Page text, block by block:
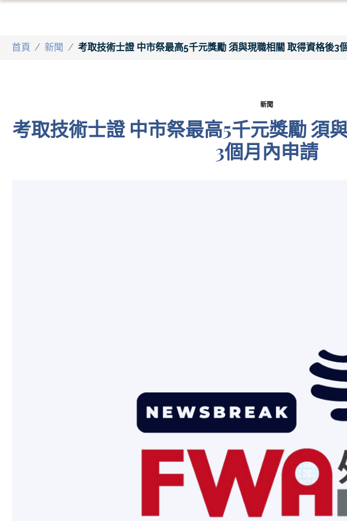
首頁 / 新聞 / 考取技術士證 中市祭最高5千元獎勵 須與現職相關 取得資格後3
新聞
考取技術士證 中市祭最高5千元獎勵 須
3個月內申請